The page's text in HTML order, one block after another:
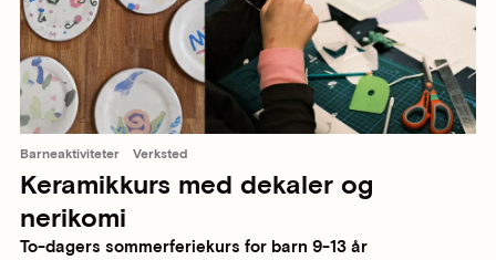
Barneaktiviteter Verksted
Keramikkurs med dekaler og
nerikomi
To-dagers sommerferiekurs for barn 9-13 år